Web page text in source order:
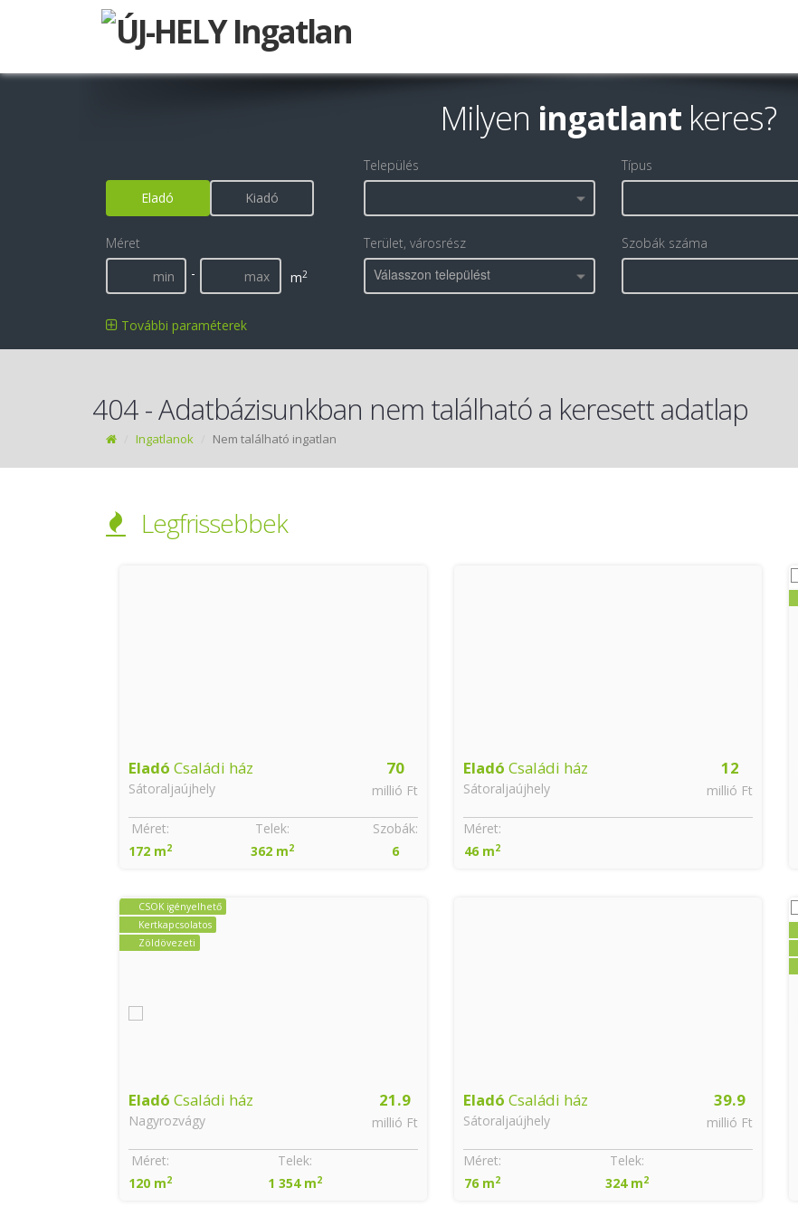
Milyen ingatlant keres?
Eladó Kiadó
Település Típus
Méret
-
m2
Terület, városrész
Válasszon települést
Szobák száma
További paraméterek
404 - Adatbázisunkban nem található a keresett adatlap
Ingatlanok Nem található ingatlan
Legfrissebbek
70
millió Ft
Eladó Családi ház
Sátoraljaújhely
Szobák:
6
Méret:
172 m2
Telek:
362 m2
CSOK igényelhető
Kertkapcsolatos
Zöldövezeti
21.9
millió Ft
Eladó Családi ház
Nagyrozvágy
Méret:
120 m2
Telek:
1 354 m2
12
millió Ft
Eladó Családi ház
Sátoraljaújhely
Méret:
46 m2
39.9
millió Ft
Eladó Családi ház
Sátoraljaújhely
Méret:
76 m2
Telek:
324 m2